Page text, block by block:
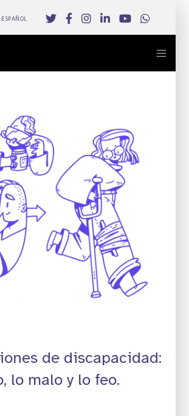
ESPAÑOL
de discapacidad:
lo malo y lo feo.